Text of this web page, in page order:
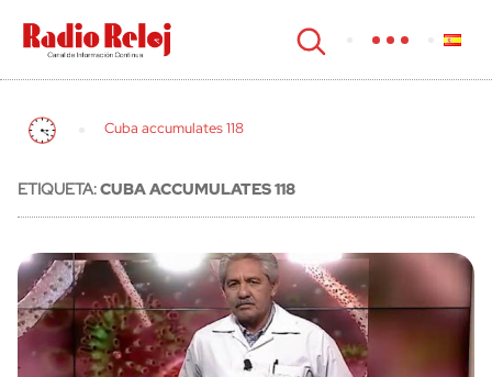
cerrar
Cuba accumulates 118
ETIQUETA:CUBA ACCUMULATES 118